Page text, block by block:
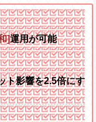
]運用が可能
ト影響を2.5倍にす